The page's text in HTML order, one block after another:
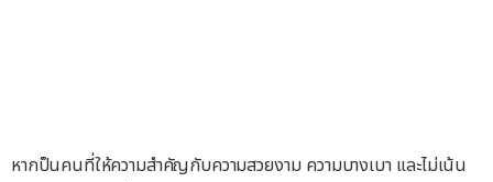
หากป็นคนที่ให้ความสำคัญกับความสวยงาม ความบางเบา และไม่เน้น